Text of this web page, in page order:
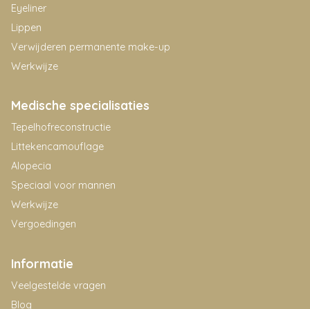
Eyeliner
Lippen
Verwijderen permanente make-up
Werkwijze
Medische specialisaties
Tepelhofreconstructie
Littekencamouflage
Alopecia
Speciaal voor mannen
Werkwijze
Vergoedingen
Informatie
Veelgestelde vragen
Blog